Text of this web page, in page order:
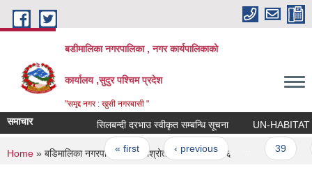
Skip to main content
बडीमालिका नगरपालिका , नगर कार्यपालिकाको
कार्यालय ,सुदुर पश्चिम प्रदेश
"समृद्द नगर : खुसी नगरबासी "
समाचार सिलबन्दी दरभाउ स्वीकृत सम्बन्धि सूचना UN-HABITAT
Pages
« first ‹ previous 39
You are here
Home » बडिमालिका नगरपालिकाको जलश्रोत नियमावली, २०७६